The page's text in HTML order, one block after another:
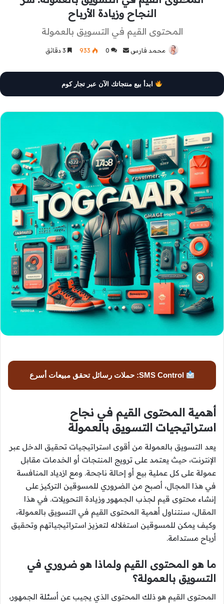
النجاح وزيادة الأرباح
المحتوى القيم في التسويق بالعمولة
محمد فارس
أرسل
إلكترونيا
0
933
ابدأ بيع منتجاتك الآن عبر تجار كوم
SMS Control: حملات رسائل تحقق مبيعات أسرع
أهمية المحتوى القيم في نجاح
استراتيجيات التسويق بالعمولة
يعد التسويق بالعمولة من أقوى استراتيجيات تحقيق الدخل عبر
الإنترنت، حيث يعتمد على ترويج المنتجات أو الخدمات مقابل
عمولة على كل عملية بيع أو إحالة ناجحة. ومع ازدياد المنافسة
في هذا المجال، أصبح من الضروري للمسوقين التركيز على
إنشاء محتوى قيم لجذب الجمهور وزيادة التحويلات. في هذا
المقال، سنتناول أهمية المحتوى القيم في التسويق بالعمولة،
وكيف يمكن للمسوقين استغلاله لتعزيز استراتيجياتهم وتحقيق
أرباح مستدامة.
ما هو المحتوى القيم ولماذا هو ضروري في
التسويق بالعمولة؟
المحتوى القيم هو ذلك المحتوى الذي يجيب عن أسئلة الجمهور،